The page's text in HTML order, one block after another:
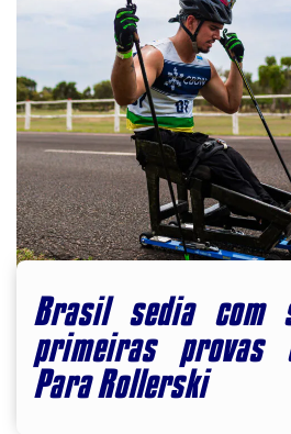
Brasil sedia com
primeiras provas
Para Rollerski